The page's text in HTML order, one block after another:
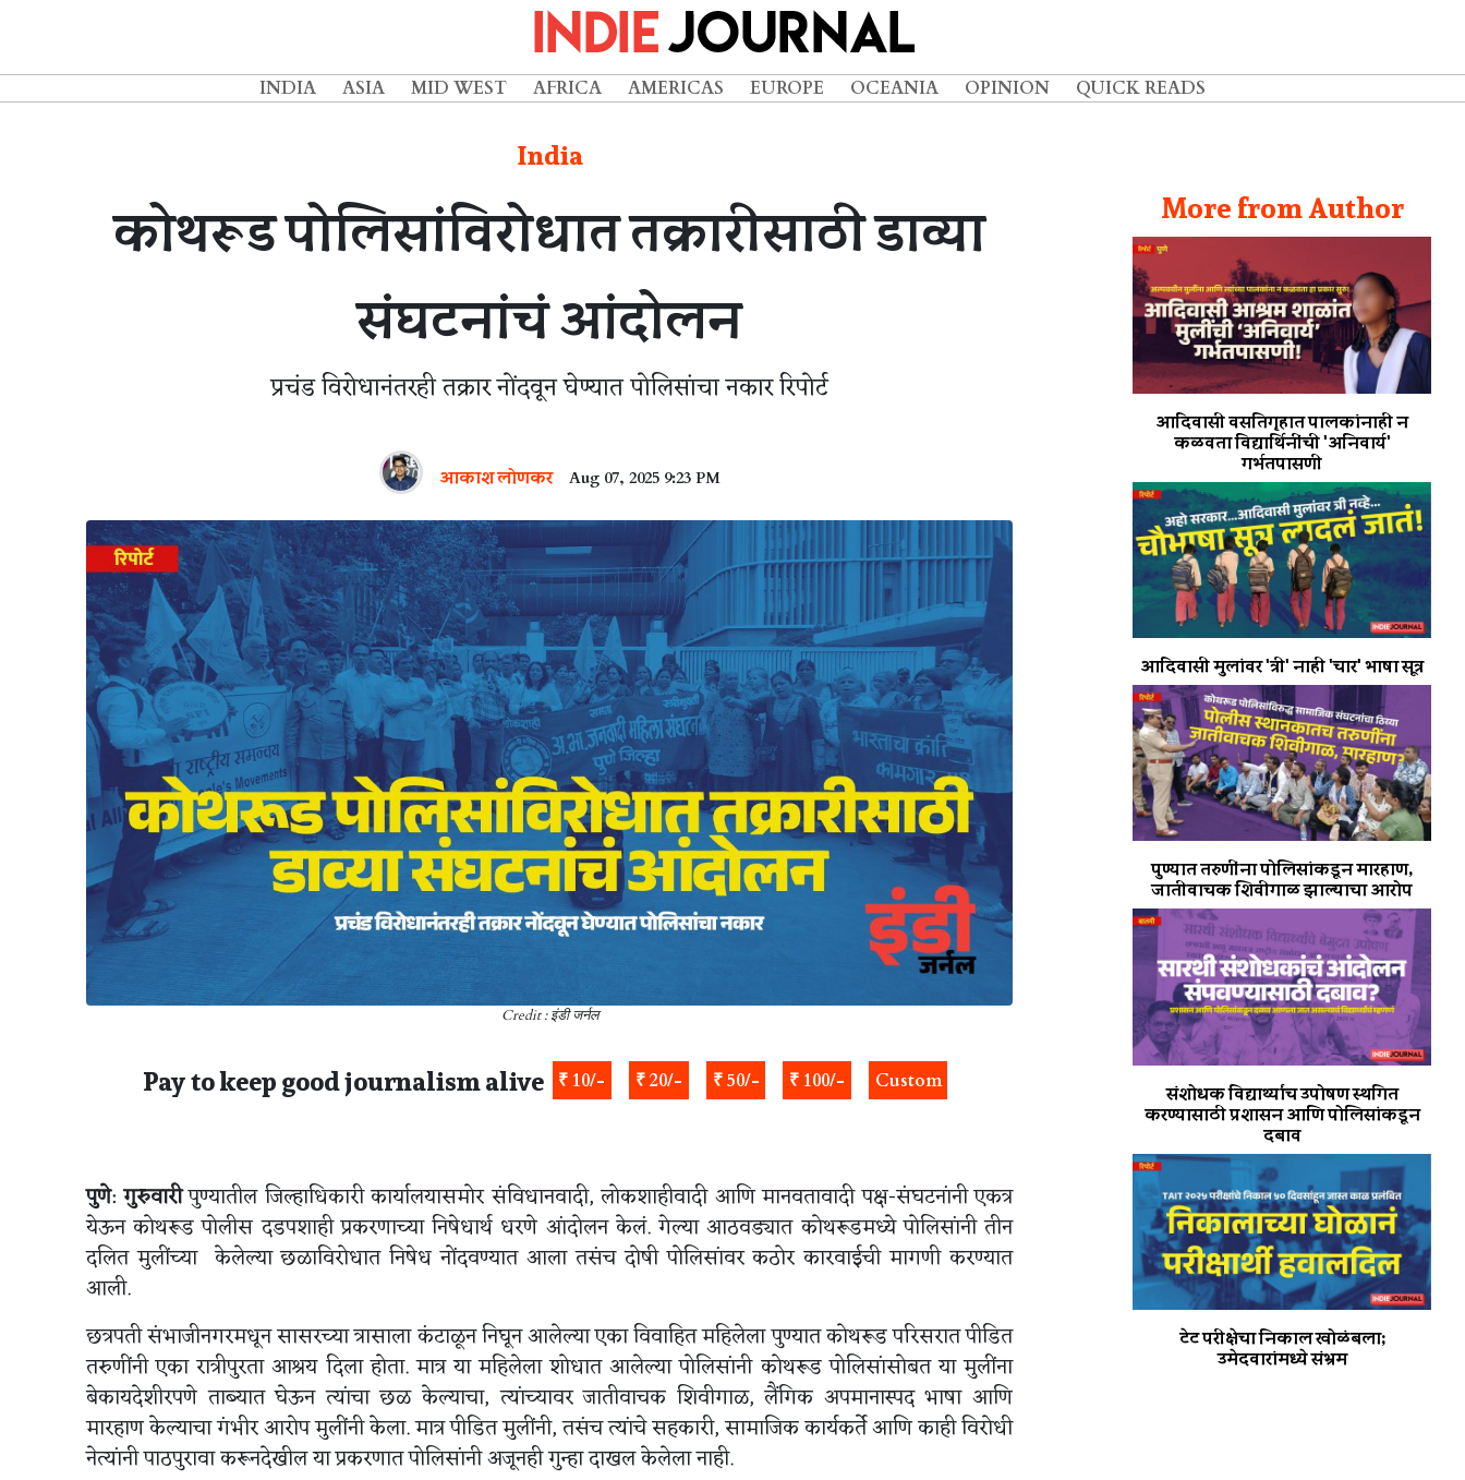
INDIA ASIA MID WEST AFRICA AMERICAS EUROPE OCEANIA OPINION QUICK READS
India
कोथरूड पोलिसांविरोधात तक्रारीसाठी डाव्या
संघटनांचं आंदोलन
प्रचंड विरोधानंतरही तक्रार नोंदवून घेण्यात पोलिसांचा नकार रिपोर्ट
आकाश लोणकर Aug 07, 2025 9:23 PM
Credit : इंडी जर्नल
Pay to keep good journalism alive ₹ 10/- ₹ 20/- ₹ 50/- ₹ 100/- Custom
पुणे:गुरुवारीपुण्यातील जिल्हाधिकारी कार्यालयासमोर संविधानवादी, लोकशाहीवादी आणि मानवतावादी पक्ष-संघटनांनी एकत्र
येऊन कोथरूड पोलीस दडपशाही प्रकरणाच्या निषेधार्थ धरणे आंदोलन केलं. गेल्या आठवड्यात कोथरूडमध्ये पोलिसांनी तीन
दलित मुलींच्या केलेल्या छळाविरोधात निषेध नोंदवण्यात आला तसंच दोषी पोलिसांवर कठोर कारवाईची मागणी करण्यात
आली.
छत्रपती संभाजीनगरमधून सासरच्या त्रासाला कंटाळून निघून आलेल्या एका विवाहित महिलेला पुण्यात कोथरूड परिसरात पीडित
तरुणींनी एका रात्रीपुरता आश्रय दिला होता. मात्र या महिलेला शोधात आलेल्या पोलिसांनी कोथरूड पोलिसांसोबत या मुलींना
बेकायदेशीरपणे ताब्यात घेऊन त्यांचा छळ केल्याचा, त्यांच्यावर जातीवाचक शिवीगाळ, लैंगिक अपमानास्पद भाषा आणि
मारहाण केल्याचा गंभीर आरोप मुलींनी केला. मात्र पीडित मुलींनी, तसंच त्यांचे सहकारी, सामाजिक कार्यकर्ते आणि काही विरोधी
नेत्यांनी पाठपुरावा करूनदेखील या प्रकरणात पोलिसांनी अजूनही गुन्हा दाखल केलेला नाही.
More from Author
आदिवासी वसतिगृहात पालकांनाही न
कळवता विद्यार्थिनींची 'अनिवार्य'
गर्भतपासणी
आदिवासी मुलांवर 'त्री' नाही 'चार' भाषा सूत्र
पुण्यात तरुणींना पोलिसांकडून मारहाण,
जातीवाचक शिवीगाळ झाल्याचा आरोप
संशोधक विद्यार्थ्यांच उपोषण स्थगित
करण्यासाठी प्रशासन आणि पोलिसांकडून
दबाव
टेट परीक्षेचा निकाल खोळंबला;
उमेदवारांमध्ये संभ्रम